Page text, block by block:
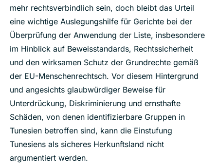
mehr rechtsverbindlich sein, doch bleibt das Urteil
eine wichtige Auslegungshilfe für Gerichte bei der
Überprüfung der Anwendung der Liste, insbesondere
im Hinblick auf Beweisstandards, Rechtssicherheit
und den wirksamen Schutz der Grundrechte gemäß
der EU-Menschenrechtsch. Vor diesem Hintergrund
und angesichts glaubwürdiger Beweise für
Unterdrückung, Diskriminierung und ernsthafte
Schäden, von denen identifizierbare Gruppen in
Tunesien betroffen sind, kann die Einstufung
Tunesiens als sicheres Herkunftsland nicht
argumentiert werden.